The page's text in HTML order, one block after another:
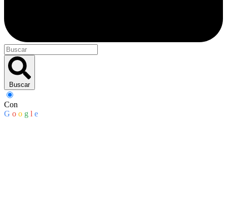
Buscar
Con
G o o g l e